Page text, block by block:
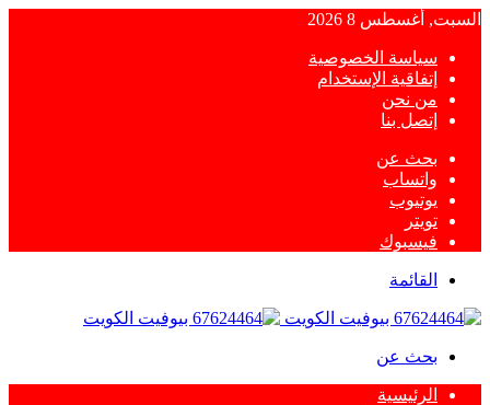
السبت, أغسطس 8 2026
سياسة الخصوصية
إتفاقية الإستخدام
من نحن
إتصل بنا
بحث عن
واتساب
يوتيوب
تويتر
فيسبوك
القائمة
بحث عن
الرئيسية